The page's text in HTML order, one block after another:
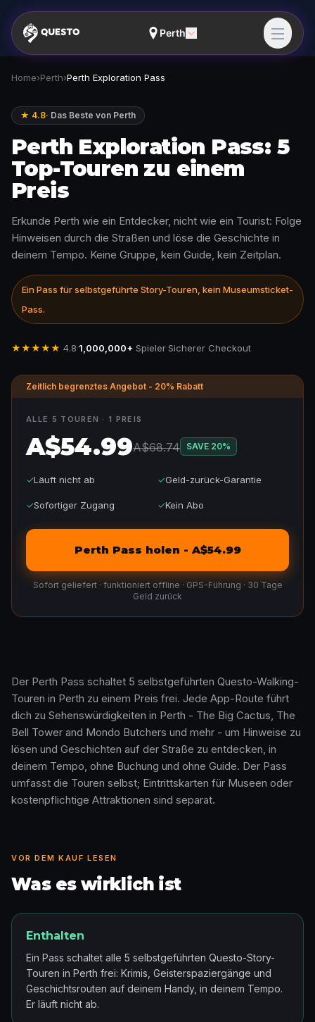
Perth
Home›Perth›Perth Exploration Pass
★ 4.8· Das Beste von Perth
Perth Exploration Pass: 5
Top-Touren zu einem
Preis
Erkunde Perth wie ein Entdecker, nicht wie ein Tourist: Folge
Hinweisen durch die Straßen und löse die Geschichte in
deinem Tempo. Keine Gruppe, kein Guide, kein Zeitplan.
Ein Pass für selbstgeführte Story-Touren, kein Museumsticket-
Pass.
★★★★★ 4.8·1,000,000+ Spieler·Sicherer Checkout
Zeitlich begrenztes Angebot - 20% Rabatt
ALLE 5 TOUREN · 1 PREIS
A$54.99A$68.74 SAVE 20%
✓Läuft nicht ab ✓Geld-zurück-Garantie
✓Sofortiger Zugang ✓Kein Abo
Perth Pass holen - A$54.99
Sofort geliefert · funktioniert offline · GPS-Führung · 30 Tage
Geld zurück
Der Perth Pass schaltet 5 selbstgeführten Questo-Walking-
Touren in Perth zu einem Preis frei. Jede App-Route führt
dich zu Sehenswürdigkeiten in Perth - The Big Cactus, The
Bell Tower and Mondo Butchers und mehr - um Hinweise zu
lösen und Geschichten auf der Straße zu entdecken, in
deinem Tempo, ohne Buchung und ohne Guide. Der Pass
umfasst die Touren selbst; Eintrittskarten für Museen oder
kostenpflichtige Attraktionen sind separat.
VOR DEM KAUF LESEN
Was es wirklich ist
Enthalten
Ein Pass schaltet alle 5 selbstgeführten Questo-Story-
Touren in Perth frei: Krimis, Geisterspaziergänge und
Geschichtsrouten auf deinem Handy, in deinem Tempo.
Er läuft nicht ab.